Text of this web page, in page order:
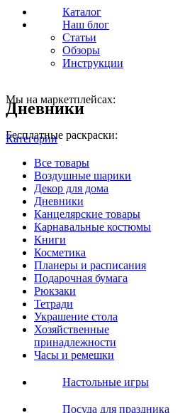
Каталог
Наш блог
Статьи
Обзоры
Инструкции
Мы на маркетплейсах:
Бесплатные раскраски:
Дневники
Категории
Все товары
Воздушные шарики
Декор для дома
Дневники
Канцелярские товары
Карнавальные костюмы
Книги
Косметика
Планеры и расписания
Подарочная бумага
Рюкзаки
Тетради
Украшение стола
Хозяйственные
принадлежности
Часы и ремешки
Настольные игры
Посуда для праздника